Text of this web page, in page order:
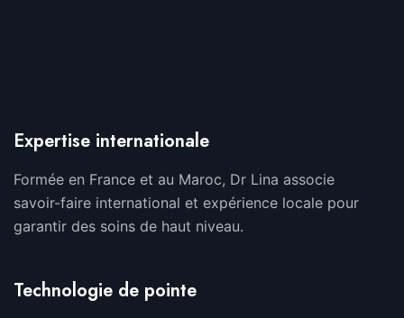
Expertise internationale
Formée en France et au Maroc, Dr Lina associe
savoir-faire international et expérience locale pour
garantir des soins de haut niveau.
Technologie de pointe